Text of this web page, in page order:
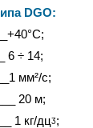
DGO:
6 ÷ 14;
мм²/с;
20 м;
1 кг/дцᶾ;